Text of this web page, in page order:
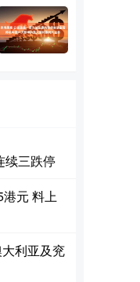
续三跌停
元 料上
利亚及兖